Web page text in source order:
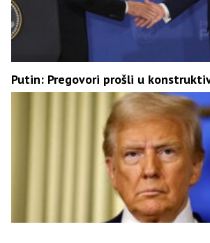
Putin: Pregovori prošli u